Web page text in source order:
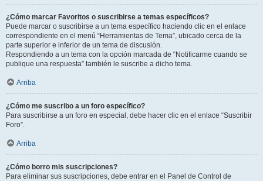
¿Cómo marcar Favoritos o suscribirse a temas específicos?
Puede marcar o suscribirse a un tema específico haciendo clic en el enlace
correspondiente en el menú “Herramientas de Tema”, ubicado cerca de la
parte superior e inferior de un tema de discusión.
Respondiendo a un tema con la opción marcada de “Notificarme cuando se
publique una respuesta” también le suscribe a dicho tema.
Arriba
¿Cómo me suscribo a un foro específico?
Para suscribirse a un foro en especial, debe hacer clic en el enlace “Suscribir
Foro”.
Arriba
¿Cómo borro mis suscripciones?
Para eliminar sus suscripciones, debe entrar en el Panel de Control de